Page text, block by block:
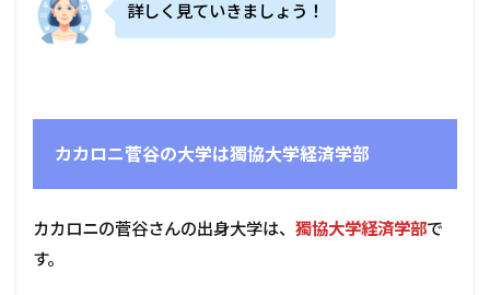
詳しく見ていきましょう！
カカロニ菅谷の大学は獨協大学経済学部
カカロニの菅谷さんの出身大学は、 獨協大学経済学部で
す。